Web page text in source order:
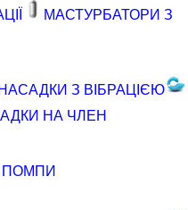
МАСТУРБАТОРИ З
З ВІБРАЦІЄЮ
НА ЧЛЕН
ПОМПИ